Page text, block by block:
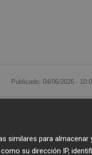
Publicado: 04/06/2026 ·
con una subida
de nuevo por los
de un acuerdo de
similares para almacenar
su dirección IP,